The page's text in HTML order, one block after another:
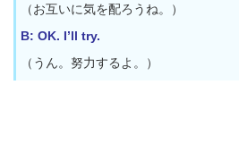
（お互いに気を配ろうね。）
B: OK. I’ll try.
（うん。努力するよ。）